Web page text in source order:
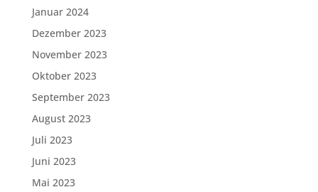
Januar 2024
Dezember 2023
November 2023
Oktober 2023
September 2023
August 2023
Juli 2023
Juni 2023
Mai 2023